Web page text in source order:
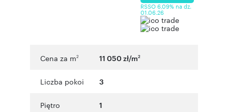
RSSO 6,09% na dz.
01.06.26
Cena za m2 11 050 zł/m2
Liczba pokoi 3
Piętro 1